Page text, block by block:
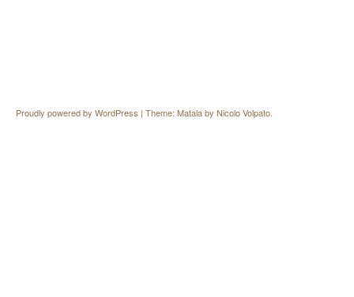
Proudly powered by WordPress | Theme: Matala by Nicolo Volpato.